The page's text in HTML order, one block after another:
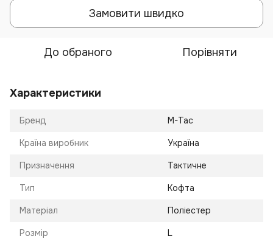
Замовити швидко
До обраного Порівняти
Характеристики
Бренд M-Tac
Країна виробник Україна
Призначення Тактичне
Тип Кофта
Матеріал Поліестер
Розмір L